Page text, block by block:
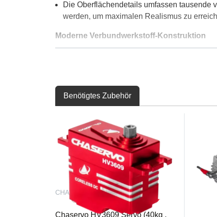
Die Oberflächendetails umfassen tausende
werden, um maximalen Realismus zu
Moderne Verbundwerkstoff-Konstruktion
Die gesamte Zelle ist aus hochfesten
Schiebehaube (optional)
Optionaler elektrischer Schiebehauben-
Passt zu Pilotenfiguren bis zu 180mm
Dreiteiliges Flügelsystem
Die äußeren Paneele sind für den
ein 40mm-Kohlenstoffrohr verbunden ist.
Jeder Außenflügel enthält ein
Funktionales Wölbklappensystem
Benötigtes Zubehör
CHA-HV3609
Chaservo HV3609 Servo (40kg ,